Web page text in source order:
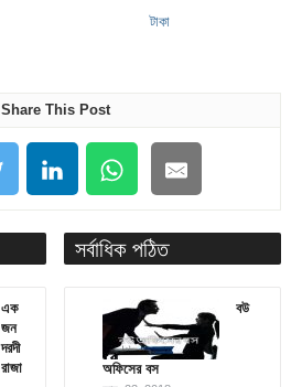
টাকা
Share This Post
এক
জন
দরদী
রাজা
সর্বাধিক পঠিত
বউ
অফিসের বস